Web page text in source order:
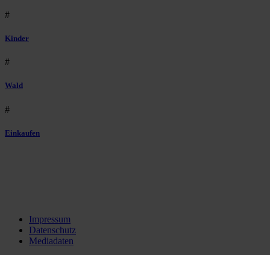
#
Kinder
#
Wald
#
Einkaufen
Impressum
Datenschutz
Mediadaten